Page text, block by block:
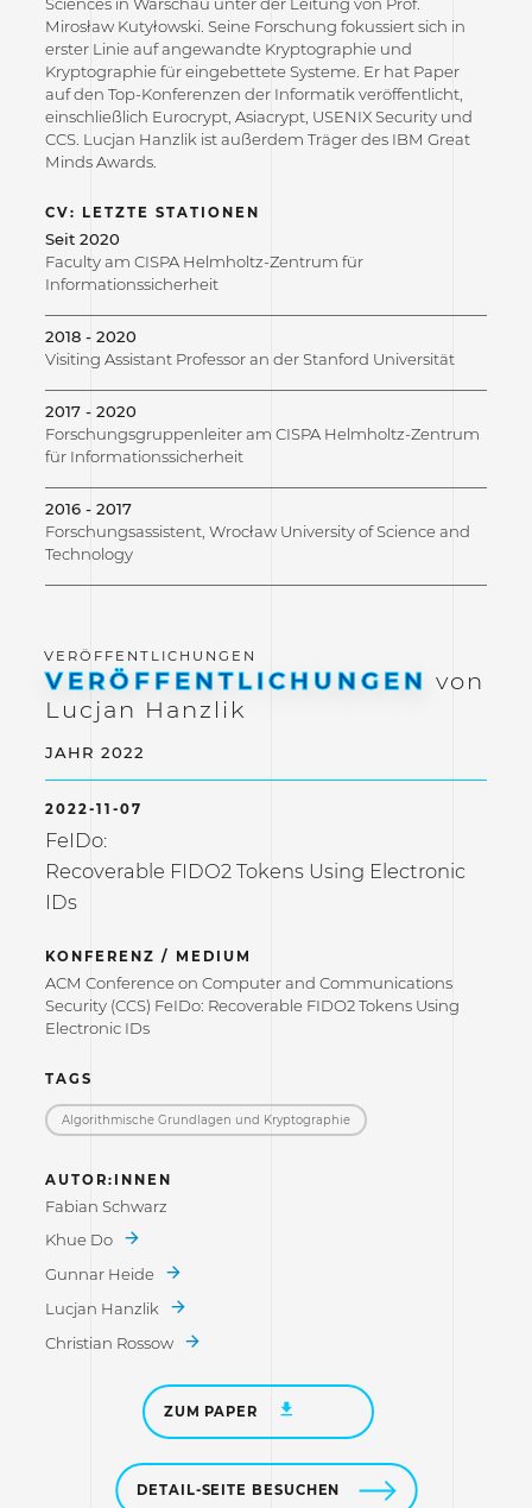
Mirosław Kutyłowski. Seine Forschung fokussiert sich in
erster Linie auf angewandte Kryptographie und
Kryptographie für eingebettete Systeme. Er hat Paper
auf den Top-Konferenzen der Informatik veröffentlicht,
einschließlich Eurocrypt, Asiacrypt, USENIX Security und
CCS. Lucjan Hanzlik ist außerdem Träger des IBM Great
Minds Awards.
CV: LETZTE STATIONEN
Seit 2020
Faculty am CISPA Helmholtz-Zentrum für
Informationssicherheit
2018 - 2020
Visiting Assistant Professor an der Stanford Universität
2017 - 2020
Forschungsgruppenleiter am CISPA Helmholtz-Zentrum
für Informationssicherheit
2016 - 2017
Forschungsassistent, Wrocław University of Science and
Technology
VERÖFFENTLICHUNGEN von
Lucjan Hanzlik
JAHR 2022
2022-11-07
FeIDo:
Recoverable FIDO2 Tokens Using Electronic
IDs
KONFERENZ / MEDIUM
ACM Conference on Computer and Communications
Security (CCS) FeIDo: Recoverable FIDO2 Tokens Using
Electronic IDs
TAGS
Algorithmische Grundlagen und Kryptographie
AUTOR:INNEN
Fabian Schwarz
Khue Do
Gunnar Heide
Lucjan Hanzlik
Christian Rossow
ZUM PAPER
DETAIL-SEITE BESUCHEN